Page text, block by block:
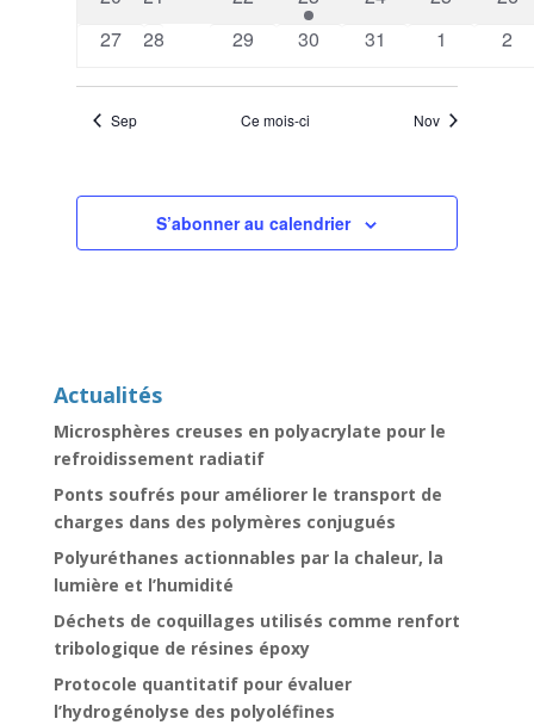
évènementsévènement
0
27
0
28
0
29
0
30
0
31
0
1
0
2
Sep Ce mois-ci Nov
S’abonner au calendrier
Actualités
Microsphères creuses en polyacrylate pour le
refroidissement radiatif
Ponts soufrés pour améliorer le transport de
charges dans des polymères conjugués
Polyuréthanes actionnables par la chaleur, la
lumière et l’humidité
Déchets de coquillages utilisés comme renfort
tribologique de résines époxy
Protocole quantitatif pour évaluer
l’hydrogénolyse des polyoléfines